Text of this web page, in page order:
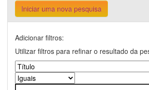
Iniciar uma nova pesquisa
Adicionar filtros:
Utilizar filtros para refinar o resultado da